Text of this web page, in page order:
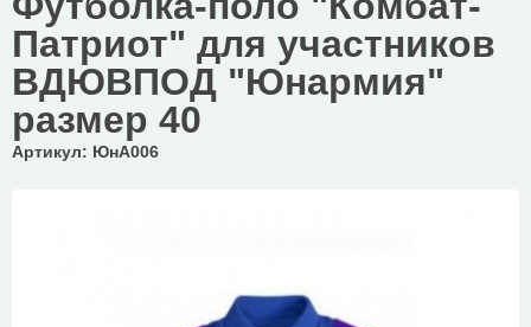
ТОВАРЫ
ГЕРАЛЬДИКА
СУВЕНИРНАЯ ЛАВКА
Патриот" для участников
ВДЮВПОД "Юнармия"
размер 40
Артикул: ЮнА006